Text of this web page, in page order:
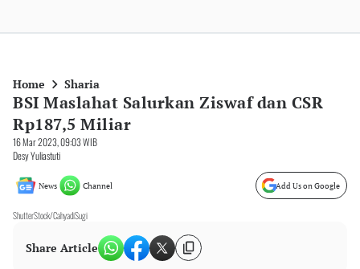
Home Sharia
BSI Maslahat Salurkan Ziswaf dan CSR
Rp187,5 Miliar
16 Mar 2023, 09:03 WIB
Desy Yuliastuti
News Channel Add Us on Google
ShutterStock/CahyadiSugi
Share Article